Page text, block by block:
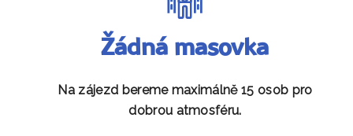
Žádná masovka
Na zájezd bereme maximálně 15 osob pro
dobrou atmosféru.